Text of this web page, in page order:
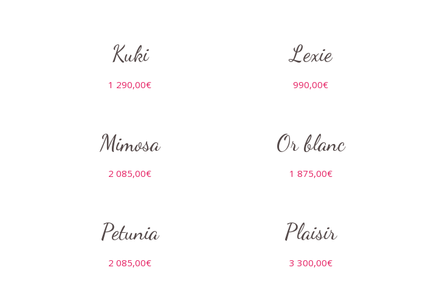
Kuki
1 290,00€
Lexie
990,00€
Mimosa
2 085,00€
Or blanc
1 875,00€
Petunia
2 085,00€
Plaisir
3 300,00€